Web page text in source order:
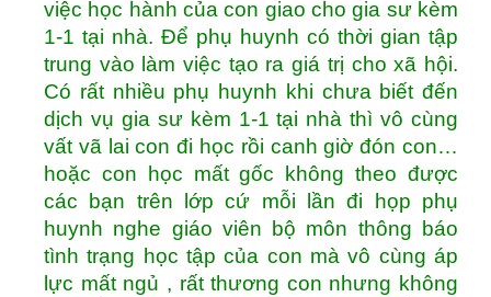
việc học hành của con giao cho gia sư kèm
1-1 tại nhà. Để phụ huynh có thời gian tập
trung vào làm việc tạo ra giá trị cho xã hội.
Có rất nhiều phụ huynh khi chưa biết đến
dịch vụ gia sư kèm 1-1 tại nhà thì vô cùng
vất vã lai con đi học rồi canh giờ đón con…
hoặc con học mất gốc không theo được
các bạn trên lớp cứ mỗi lần đi họp phụ
huynh nghe giáo viên bộ môn thông báo
tình trạng học tập của con mà vô cùng áp
lực mất ngủ , rất thương con nhưng không